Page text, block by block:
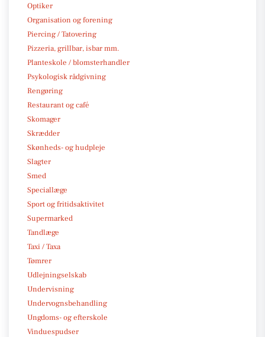
Optiker
Organisation og forening
Piercing / Tatovering
Pizzeria, grillbar, isbar mm.
Planteskole / blomsterhandler
Psykologisk rådgivning
Rengøring
Restaurant og café
Skomager
Skrædder
Skønheds- og hudpleje
Slagter
Smed
Speciallæge
Sport og fritidsaktivitet
Supermarked
Tandlæge
Taxi / Taxa
Tømrer
Udlejningselskab
Undervisning
Undervognsbehandling
Ungdoms- og efterskole
Vinduespudser